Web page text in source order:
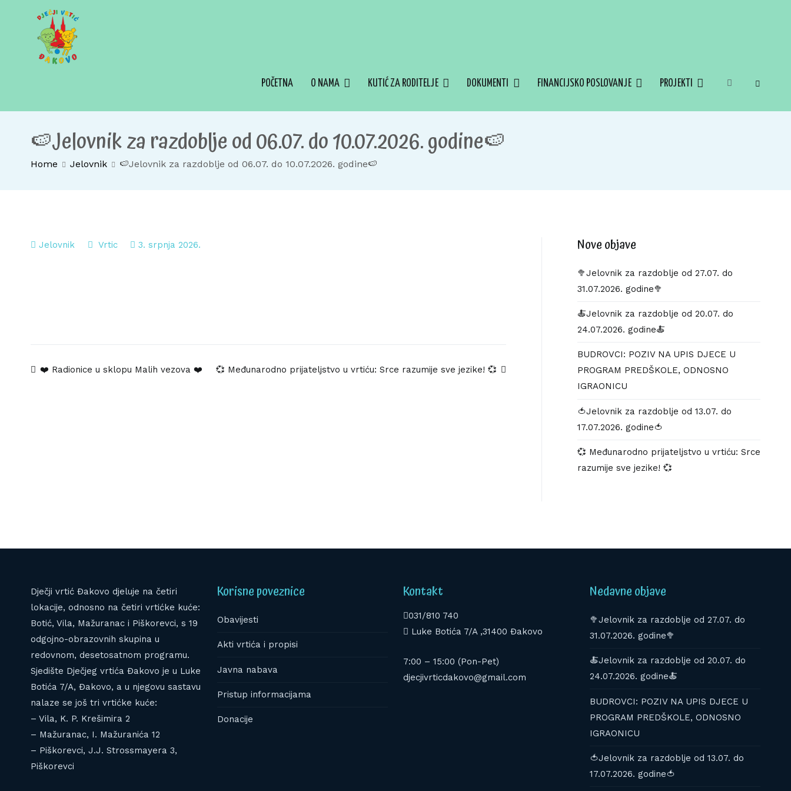
POČETNA O NAMA KUTIĆ ZA RODITELJE DOKUMENTI FINANCIJSKO POSLOVANJE PROJEKTI
🍉Jelovnik za razdoblje od 06.07. do 10.07.2026. godine🍉
Home Jelovnik 🍉Jelovnik za razdoblje od 06.07. do 10.07.2026. godine🍉
Jelovnik Vrtic 3. srpnja 2026.
Navigacija
❤️ Radionice u sklopu Malih vezova ❤️ 💞 Međunarodno prijateljstvo u vrtiću: Srce razumije sve jezike! 💞
Nove objave
🥦Jelovnik za razdoblje od 27.07. do
31.07.2026. godine🥦
🍝Jelovnik za razdoblje od 20.07. do
24.07.2026. godine🍝
BUDROVCI: POZIV NA UPIS DJECE U
PROGRAM PREDŠKOLE, ODNOSNO
IGRAONICU
🍅Jelovnik za razdoblje od 13.07. do
17.07.2026. godine🍅
💞 Međunarodno prijateljstvo u vrtiću: Srce
razumije sve jezike! 💞
Dječji vrtić Đakovo djeluje na četiri
lokacije, odnosno na četiri vrtićke kuće:
Botić, Vila, Mažuranac i Piškorevci, s 19
odgojno-obrazovnih skupina u
redovnom, desetosatnom programu.
Sjedište Dječjeg vrtića Đakovo je u Luke
Botića 7/A, Đakovo, a u njegovu sastavu
nalaze se još tri vrtićke kuće:
– Vila, K. P. Krešimira 2
– Mažuranac, I. Mažuranića 12
– Piškorevci, J.J. Strossmayera 3,
Piškorevci
Korisne poveznice
Obavijesti
Akti vrtića i propisi
Javna nabava
Pristup informacijama
Donacije
Kontakt
031/810 740
Luke Botića 7/A ,31400 Đakovo
7:00 – 15:00 (Pon-Pet)
djecjivrticdakovo@gmail.com
Nedavne objave
🥦Jelovnik za razdoblje od 27.07. do
31.07.2026. godine🥦
🍝Jelovnik za razdoblje od 20.07. do
24.07.2026. godine🍝
BUDROVCI: POZIV NA UPIS DJECE U
PROGRAM PREDŠKOLE, ODNOSNO
IGRAONICU
🍅Jelovnik za razdoblje od 13.07. do
17.07.2026. godine🍅